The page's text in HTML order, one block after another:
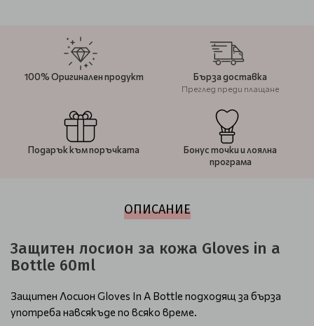
100% Оригинален продукт Бърза доставка
Преглед преди плащане
Подарък към поръчката
Бонус точки и лоялна
програма
ОПИСАНИЕ
Защитен лосион за кожа Gloves in a
Bottle 60ml
Защитен Лосион Gloves In A Bottle подходящ за бърза
употреба навсякъде по всяко време.